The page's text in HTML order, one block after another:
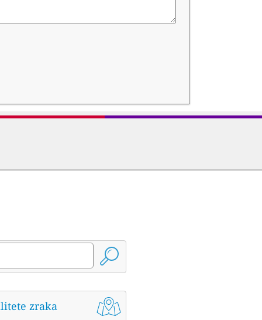
zraka